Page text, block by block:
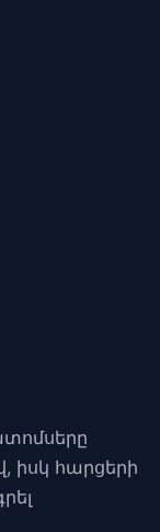
իսկ հարցերի